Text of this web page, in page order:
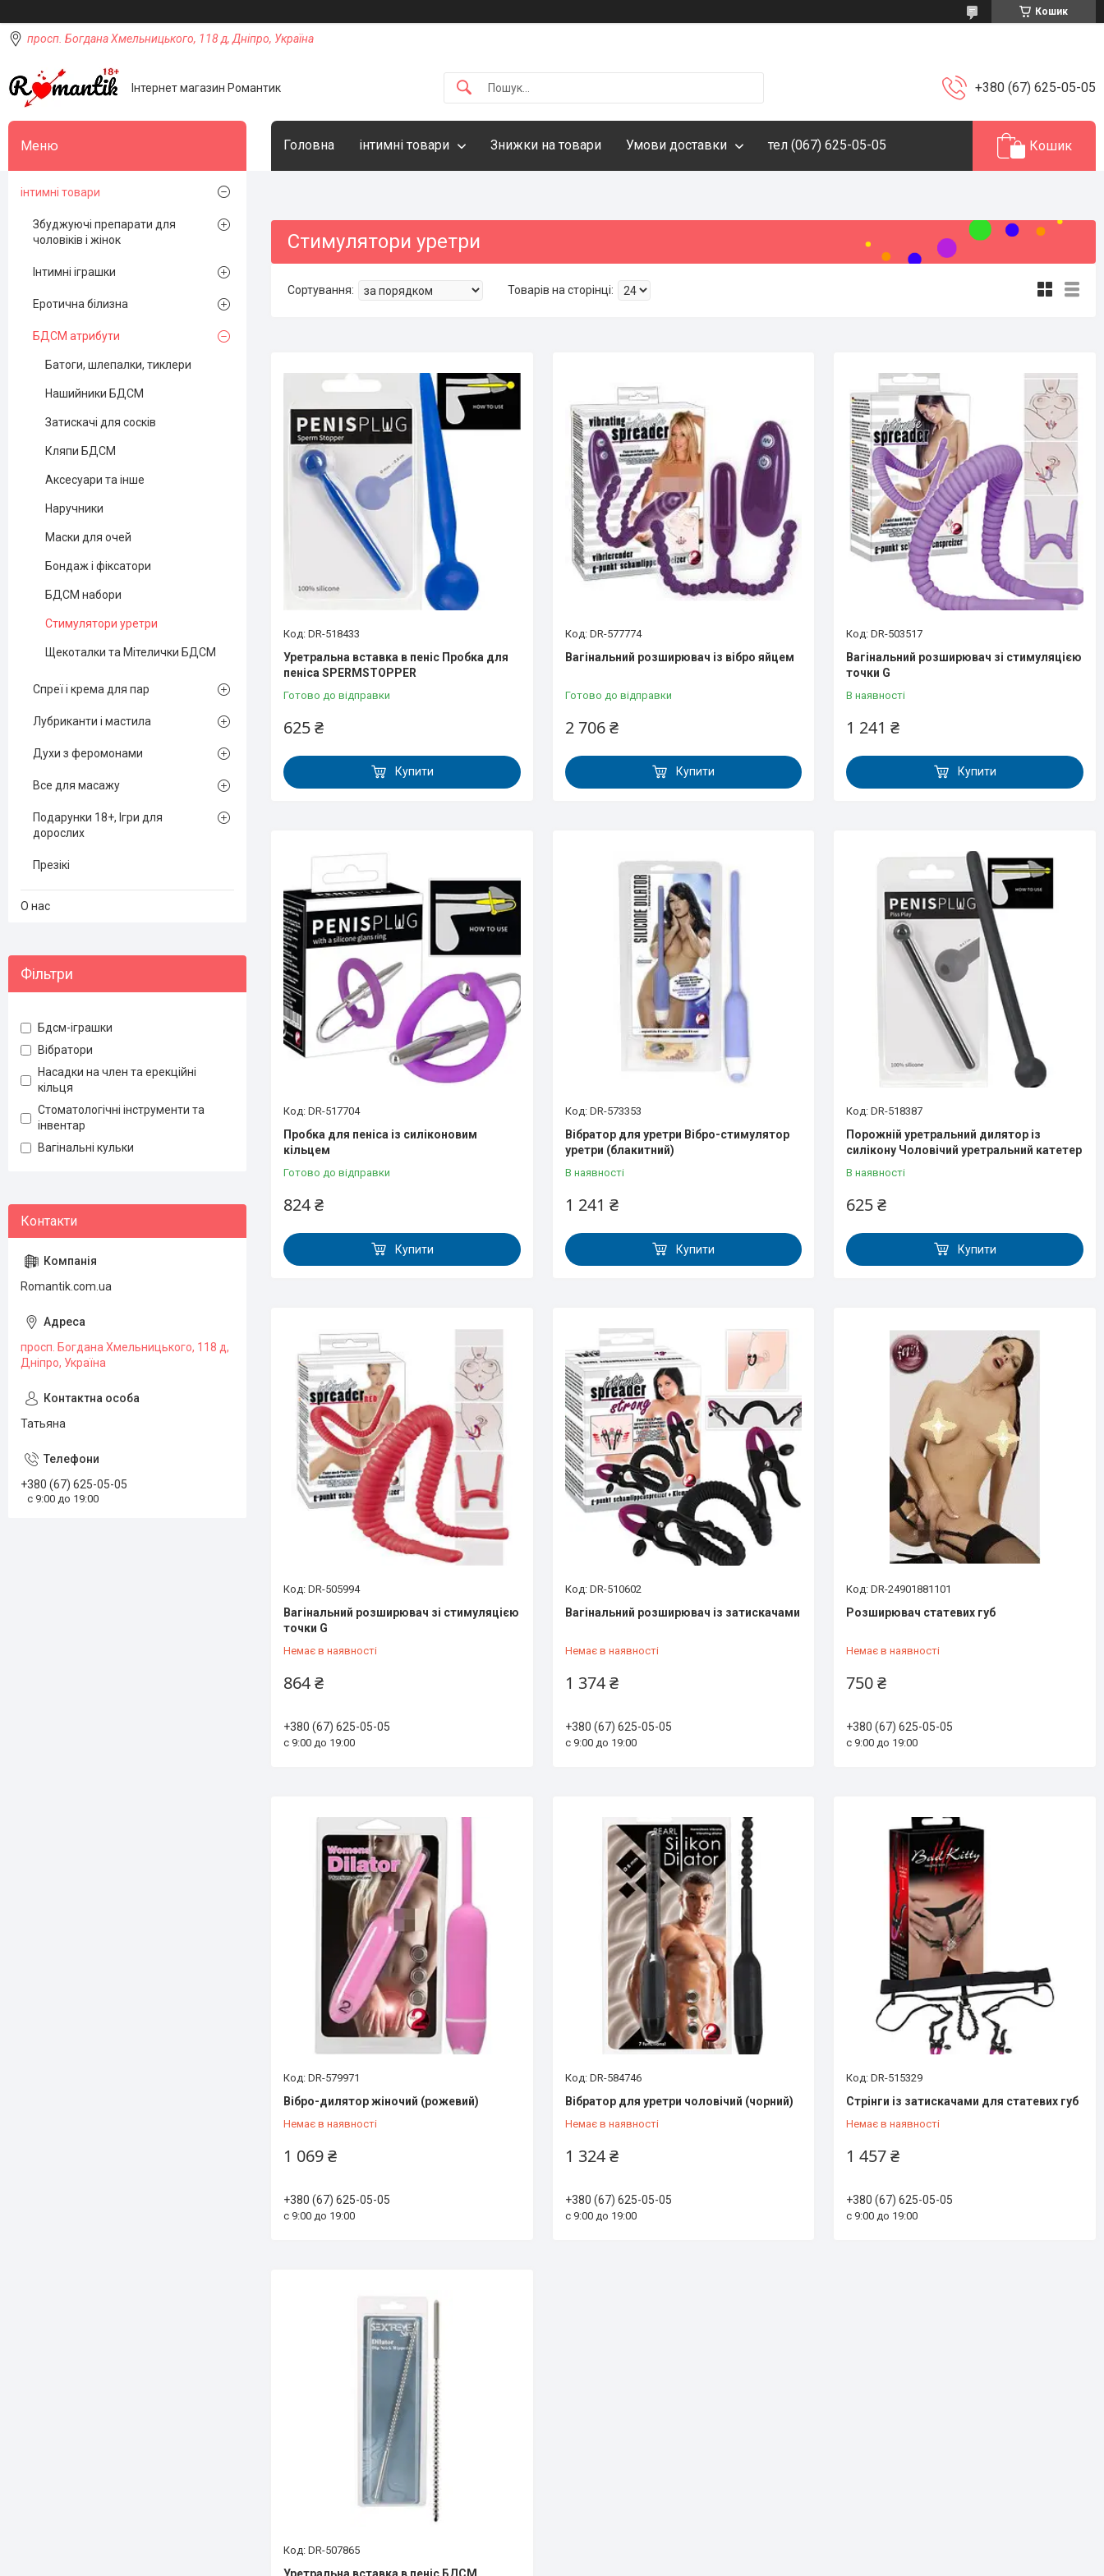
Кошик
просп. Богдана Хмельницького, 118 д, Дніпро, Україна
Інтернет магазин Романтик +380 (67) 625-05-05
Головна інтимні товари Знижки на товари Умови доставки тел (067) 625-05-05 Кошик
Стимулятори уретри
DR-518433
Уретральна вставка в пеніс Пробка для
пеніса SPERMSTOPPER
Готово до відправки
625 ₴
Купити
DR-577774
Вагінальний розширювач із вібро яйцем
Готово до відправки
2 706 ₴
Купити
DR-503517
Вагінальний розширювач зі стимуляцією
точки G
В наявності
1 241 ₴
Купити
DR-517704
Пробка для пеніса із силіконовим
кільцем
Готово до відправки
824 ₴
Купити
DR-573353
Вібратор для уретри Вібро-стимулятор
уретри (блакитний)
В наявності
1 241 ₴
Купити
DR-518387
Порожній уретральний дилятор із
силікону Чоловічий уретральний катетер
В наявності
625 ₴
Купити
DR-505994
Вагінальний розширювач зі стимуляцією
точки G
Немає в наявності
864 ₴
+380 (67) 625-05-05
с 9:00 до 19:00
DR-510602
Вагінальний розширювач із затискачами
Немає в наявності
1 374 ₴
+380 (67) 625-05-05
с 9:00 до 19:00
DR-24901881101
Розширювач статевих губ
Немає в наявності
750 ₴
+380 (67) 625-05-05
с 9:00 до 19:00
DR-579971
Вібро-дилятор жіночий (рожевий)
Немає в наявності
1 069 ₴
+380 (67) 625-05-05
с 9:00 до 19:00
DR-584746
Вібратор для уретри чоловічий (чорний)
Немає в наявності
1 324 ₴
+380 (67) 625-05-05
с 9:00 до 19:00
DR-515329
Стрінги із затискачами для статевих губ
Немає в наявності
1 457 ₴
+380 (67) 625-05-05
с 9:00 до 19:00
DR-507865
інтимні товари
Збуджуючі препарати для
чоловіків і жінок
Інтимні іграшки
Еротична білизна
БДСМ атрибути
Батоги, шлепалки, тиклери
Нашийники БДСМ
Затискачі для сосків
Кляпи БДСМ
Аксесуари та інше
Наручники
Маски для очей
Бондаж і фіксатори
БДСМ набори
Стимулятори уретри
Щекоталки та Мітелички БДСМ
Спреї і крема для пар
Лубриканти і мастила
Духи з феромонами
Все для масажу
Подарунки 18+, Ігри для
дорослих
Презікі
О нас
Фільтри
Бдсм-іграшки
Вібратори
Насадки на член та ерекційні
кільця
Стоматологічні інструменти та
інвентар
Вагінальні кульки
Romantik.com.ua
просп. Богдана Хмельницького, 118 д,
Дніпро, Україна
Татьяна
+380 (67) 625-05-05
с 9:00 до 19:00